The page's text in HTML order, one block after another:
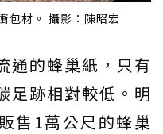
包材。 攝影：陳昭宏
通的蜂巢紙，只有
足跡相對較低。明
售1萬公尺的蜂巢